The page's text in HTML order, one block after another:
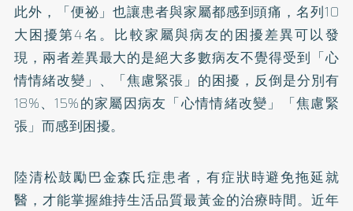
此外，「便祕」也讓患者與家屬都感到頭痛，名列10
大困擾第4名。比較家屬與病友的困擾差異可以發
現，兩者差異最大的是絕大多數病友不覺得受到「心
情情緒改變」、「焦慮緊張」的困擾，反倒是分別有
18%、15%的家屬因病友「心情情緒改變」「焦慮緊
張」而感到困擾。
陸清松鼓勵巴金森氏症患者，有症狀時避免拖延就
醫，才能掌握維持生活品質最黃金的治療時間。近年